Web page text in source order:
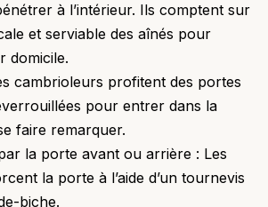
à l’intérieur. Ils comptent sur
et serviable des aînés pour
domicile.
cambrioleurs profitent des portes
pour entrer dans la
faire remarquer.
la porte avant ou arrière : Les
la porte à l’aide d’un tournevis
biche.